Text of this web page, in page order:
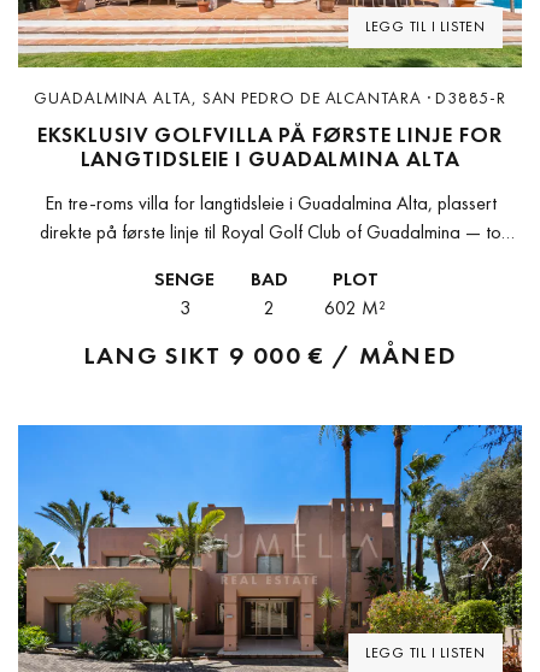
LEGG TIL I LISTEN
GUADALMINA ALTA, SAN PEDRO DE ALCANTARA · D3885-R
EKSKLUSIV GOLFVILLA PÅ FØRSTE LINJE FOR
LANGTIDSLEIE I GUADALMINA ALTA
En tre-roms villa for langtidsleie i Guadalmina Alta, plassert
direkte på første linje til Royal Golf Club of Guadalmina — to
SENGE
3
BAD
2
PLOT
602 M²
LANG SIKT 9 000 € / MÅNED
LEGG TIL I LISTEN
Previous Next